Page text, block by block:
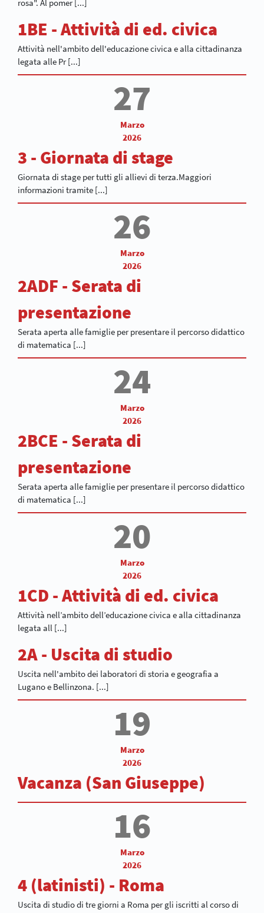
rosa". Al pomer [...]
1BE - Attività di ed. civica
Attività nell'ambito dell'educazione civica e alla cittadinanza
legata alle Pr [...]
27
Marzo
2026
3 - Giornata di stage
Giornata di stage per tutti gli allievi di terza.Maggiori
informazioni tramite [...]
26
Marzo
2026
2ADF - Serata di
presentazione
Serata aperta alle famiglie per presentare il percorso didattico
di matematica [...]
24
Marzo
2026
2BCE - Serata di
presentazione
Serata aperta alle famiglie per presentare il percorso didattico
di matematica [...]
20
Marzo
2026
1CD - Attività di ed. civica
Attività nell’ambito dell’educazione civica e alla cittadinanza
legata all [...]
2A - Uscita di studio
Uscita nell'ambito dei laboratori di storia e geografia a
Lugano e Bellinzona. [...]
19
Marzo
2026
Vacanza (San Giuseppe)
16
Marzo
2026
4 (latinisti) - Roma
Uscita di studio di tre giorni a Roma per gli iscritti al corso di